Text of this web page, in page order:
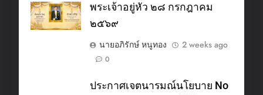
พระเจ้าอยู่หัว ๒๘ กรกฎาคม
๒๕๖๙
นายอภิรักษ์ หนูทอง
2 weeks ago
0
ประกาศเจตนารมณ์นโยบาย No